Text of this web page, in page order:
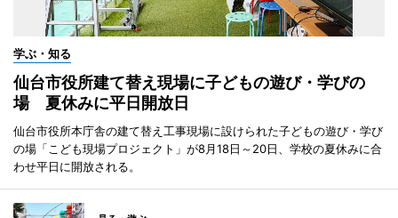
学ぶ・知る
仙台市役所建て替え現場に子どもの遊び・学びの
場 夏休みに平日開放日
仙台市役所本庁舎の建て替え工事現場に設けられた子どもの遊び・学び
の場「こども現場プロジェクト」が8月18日～20日、学校の夏休みに合
わせ平日に開放される。